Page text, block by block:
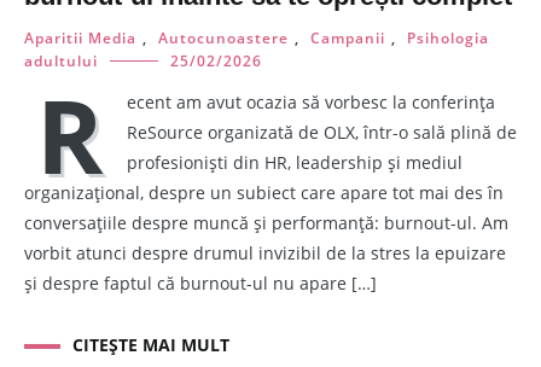
Aparitii Media , Autocunoastere , Campanii ,
Psihologia
adultului
25/02/2026
R
ecent am avut ocazia să vorbesc la conferința
ReSource organizată de OLX, într-o sală plină de
profesioniști din HR, leadership și mediul
organizațional, despre un subiect care apare tot mai des în
conversațiile despre muncă și performanță: burnout-ul. Am
vorbit atunci despre drumul invizibil de la stres la epuizare
și despre faptul că burnout-ul nu apare […]
CITEȘTE MAI MULT